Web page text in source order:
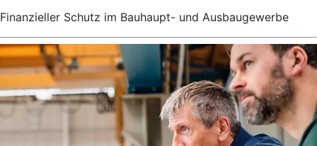
Finanzieller Schutz im Bauhaupt- und Ausbaugewerbe